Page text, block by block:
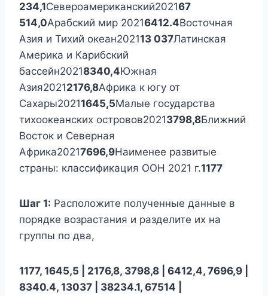
234,1Североамериканский202167
514,0Арабский мир 20216412.4Восточная
Азия и Тихий океан202113 037Латинская
Америка и Карибский
бассейн20218340,4Южная
Азия20212176,8Африка к югу от
Сахары20211645,5Малые государства
тихоокеанских островов20213798,8Ближний
Восток и Северная
Африка20217696,9Наименее развитые
страны: классификация ООН 2021 г.1177
Шаг 1: Расположите полученные данные в
порядке возрастания и разделите их на
группы по два,
1177, 1645,5 | 2176,8, 3798,8 | 6412,4, 7696,9 |
8340.4, 13037 | 38234.1, 67514 |